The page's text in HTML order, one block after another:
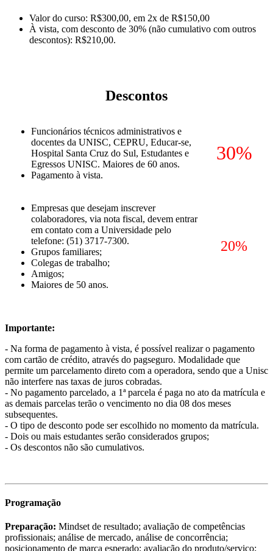
Valor do curso: R$300,00, em 2x de R$150,00
À vista, com desconto de 30% (não cumulativo com outros
descontos): R$210,00.
Descontos
Funcionários técnicos administrativos e
docentes da UNISC, CEPRU, Educar-se,
Hospital Santa Cruz do Sul, Estudantes e
Egressos UNISC. Maiores de 60 anos.
Pagamento à vista.
30%
Empresas que desejam inscrever
colaboradores, via nota fiscal, devem entrar
em contato com a Universidade pelo
telefone: (51) 3717-7300.
Grupos familiares;
Colegas de trabalho;
Amigos;
Maiores de 50 anos.
20%
Importante:
- Na forma de pagamento à vista, é possível realizar o pagamento
com cartão de crédito, através do pagseguro. Modalidade que
permite um parcelamento direto com a operadora, sendo que a Unisc
não interfere nas taxas de juros cobradas.
- No pagamento parcelado, a 1ª parcela é paga no ato da matrícula e
as demais parcelas terão o vencimento no dia 08 dos meses
subsequentes.
- O tipo de desconto pode ser escolhido no momento da matrícula.
- Dois ou mais estudantes serão considerados grupos;
- Os descontos não são cumulativos.
Programação
Preparação: Mindset de resultado; avaliação de competências
profissionais; análise de mercado, análise de concorrência;
posicionamento de marca esperado; avaliação do produto/serviço;